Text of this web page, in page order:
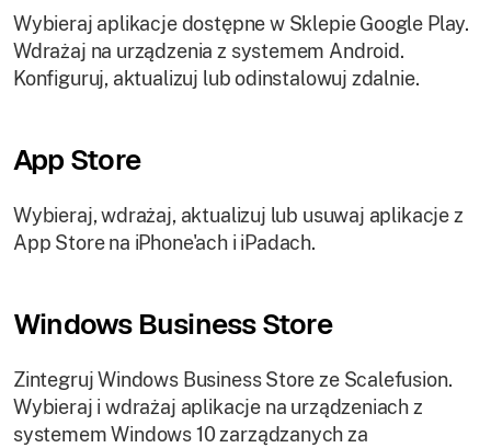
Wybieraj aplikacje dostępne w Sklepie Google Play.
Wdrażaj na urządzenia z systemem Android.
Konfiguruj, aktualizuj lub odinstalowuj zdalnie.
App Store
Wybieraj, wdrażaj, aktualizuj lub usuwaj aplikacje z
App Store na iPhone'ach i iPadach.
Windows Business Store
Zintegruj Windows Business Store ze Scalefusion.
Wybieraj i wdrażaj aplikacje na urządzeniach z
systemem Windows 10 zarządzanych za